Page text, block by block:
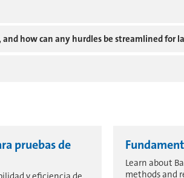
how can any hurdles be streamlined for
pruebas de
Learn about
methods and